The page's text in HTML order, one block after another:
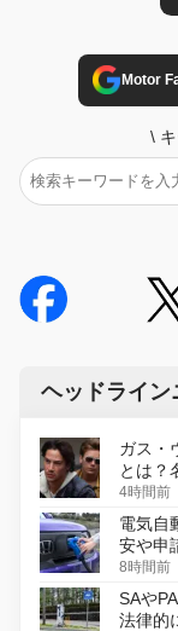
Motor
\
ヘッドライン
ガス・
とは？
初のデ
4時間前
電気自
安や申
8時間前
SAや
法律的